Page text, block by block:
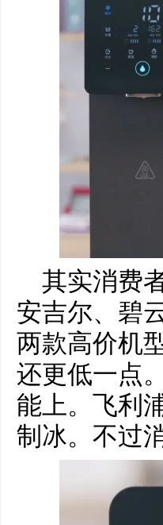
其实消费
安吉尔、碧
两款高价机
还更低一点
能上。飞利
制冰。不过